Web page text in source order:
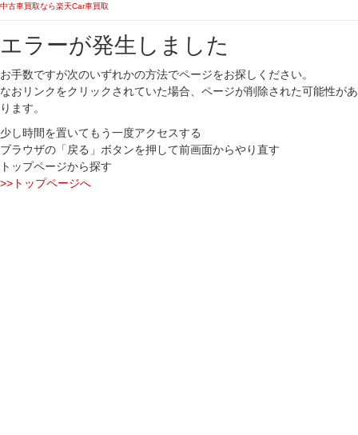
中古車買取なら楽天Car車買取
エラーが発生しました
お手数ですが次のいずれかの方法でページをお探しください。
なおリンクをクリックされていた場合、ページが削除された可能性があ
ります。
少し時間を置いてもう一度アクセスする
ブラウザの「戻る」ボタンを押して前画面からやり直す
トップページから探す
>>トップページへ